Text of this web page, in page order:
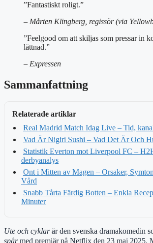
”Fantastiskt roligt.”
– Mårten Klingberg, regissör (via
”Feelgood om att skiljas som pressar in
lättnad.”
– Expressen
Sammanfattning
Relaterade artiklar
Real Madrid Match Idag Live – Tid,
Vad Är Nigiri Sushi – Vad Det Är Och
Statistik Everton mot Liverpool FC –
derbyanalys
Ont i Mitten av Magen – Orsaker,
Vård
Snabb Tårta Färdig Botten – Enkla
Minuter
Ute och cyklarär den svenska dramakomedin
spårmed premiär på Netflix den 23 maj 2025.